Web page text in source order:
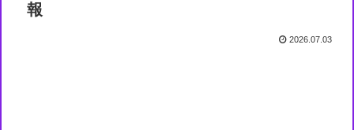
報
2026.07.03